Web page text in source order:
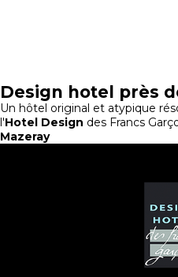
Design hotel près
Un hôtel original et atypique
l'Hotel Design des Francs
Mazeray